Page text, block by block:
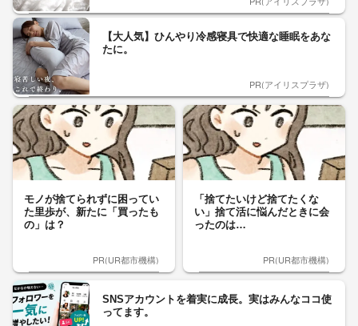
【大人気】ひんやり冷感寝具で快適な睡眠をあな
たに。
PR(アイリスプラザ)
モノが捨てられずに困ってい
た里歩が、新たに「買ったも
の」は？
PR(UR都市機構)
「捨てたいけど捨てたくな
い」捨て活に悩んだときに会
ったのは…
PR(UR都市機構)
SNSアカウントを着実に成長。実はみんなココ使
ってます。